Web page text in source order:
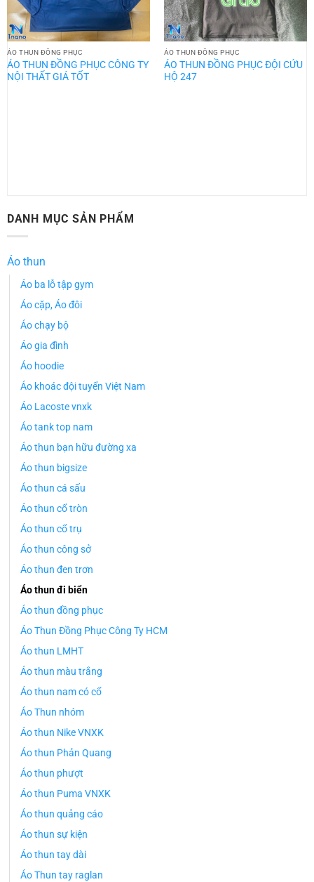
ÁO THUN ĐỒNG PHỤC
ÁO THUN ĐỒNG PHỤC CÔNG TY
NỘI THẤT GIÁ TỐT
ÁO THUN ĐỒNG PHỤC
ÁO THUN ĐỒNG PHỤC ĐỘI CỨU
HỘ 247
DANH MỤC SẢN PHẨM
Áo thun
Áo ba lỗ tập gym
Áo cặp, Áo đôi
Áo chạy bộ
Áo gia đình
Áo hoodie
Áo khoác đội tuyển Việt Nam
Áo Lacoste vnxk
Áo tank top nam
Áo thun bạn hữu đường xa
Áo thun bigsize
Áo thun cá sấu
Áo thun cổ tròn
Áo thun cổ trụ
Áo thun công sở
Áo thun đen trơn
Áo thun đi biển
Áo thun đồng phục
Áo Thun Đồng Phục Công Ty HCM
Áo thun LMHT
Áo thun màu trắng
Áo thun nam có cổ
Áo Thun nhóm
Áo thun Nike VNXK
Áo thun Phản Quang
Áo thun phượt
Áo thun Puma VNXK
Áo thun quảng cáo
Áo thun sự kiện
Áo thun tay dài
Áo Thun tay raglan